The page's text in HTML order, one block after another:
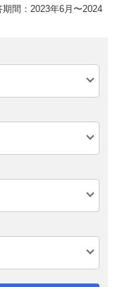
間：2023年6月〜2024